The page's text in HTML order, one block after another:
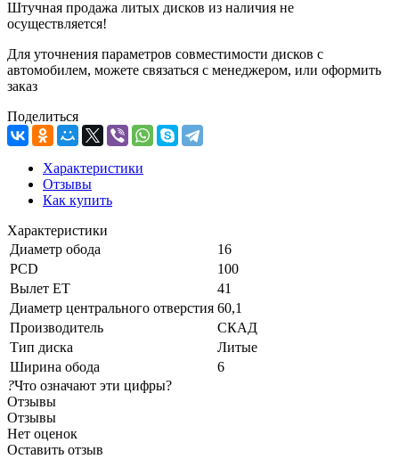
Штучная продажа литых дисков из наличия не
осуществляется!
Для уточнения параметров совместимости дисков с
автомобилем, можете связаться с менеджером, или оформить
заказ
Поделиться
Характеристики
Отзывы
Как купить
Характеристики
Диаметр обода
16
PCD
100
Вылет ET
41
Диаметр центрального отверстия 60,1
Производитель
СКАД
Тип диска
Литые
Ширина обода
6
?Что означают эти цифры?
Отзывы
Отзывы
Нет оценок
Оставить отзыв